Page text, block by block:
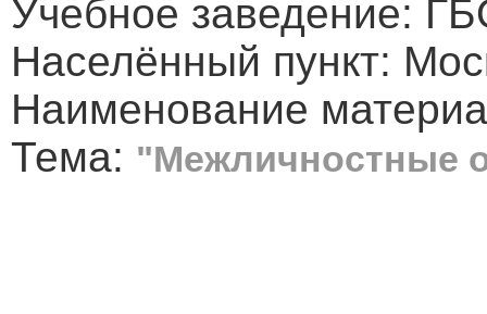
Учебное заведение:
Населённый пункт:
Наименование
Тема: "Межличностные